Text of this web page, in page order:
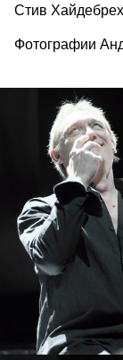
Стив
Фотографии